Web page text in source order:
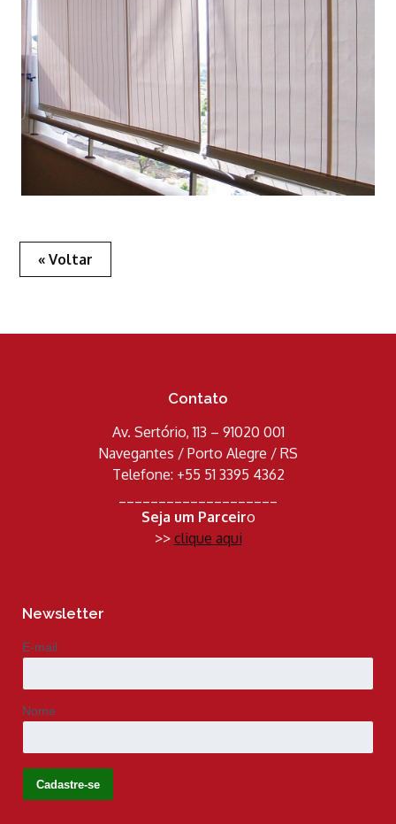
« Voltar
Contato
Av. Sertório, 113 – 91020 001
Navegantes / Porto Alegre / RS
Telefone: +55 51 3395 4362
Seja um Parceiro
>> clique aqui
Newsletter
E-mail
Nome